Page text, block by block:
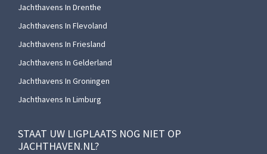
Jachthavens In Drenthe
Jachthavens In Flevoland
Jachthavens In Friesland
Jachthavens In Gelderland
Jachthavens In Groningen
Jachthavens In Limburg
STAAT UW LIGPLAATS NOG NIET OP
JACHTHAVEN.NL?